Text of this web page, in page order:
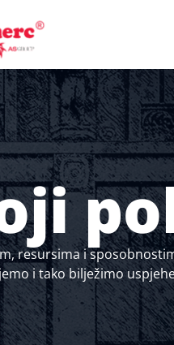
resursima i
i tako bilježimo